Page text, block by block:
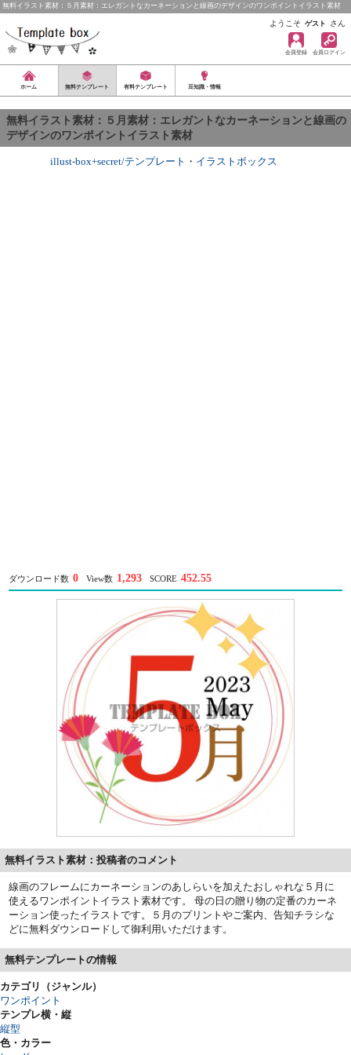
無料イラスト素材：５月素材：エレガントなカーネーションと線画のデザインのワンポイントイラスト素材
ようこそ ゲスト さん
会員登録 会員ログイン
ホーム 無料テンプレート 有料テンプレート 豆知識・情報
無料イラスト素材：５月素材：エレガントなカーネーションと線画の
デザインのワンポイントイラスト素材
illust-box+secret/テンプレート ・ イラストボックス
ダウンロード数 0 View数 1,293 SCORE 452.55
無料イラスト素材：投稿者のコメント
線画のフレームにカーネーションのあしらいを加えたおしゃれな５月に
使えるワンポイントイラスト素材です。 母の日の贈り物の定番のカーネ
ーション使ったイラストです。５月のプリントやご案内、告知チラシな
どに無料ダウンロードして御利用いただけます。
無料テンプレートの情報
カテゴリ（ジャンル）
ワンポイント
テンプレ横・縦
縦型
色・カラー